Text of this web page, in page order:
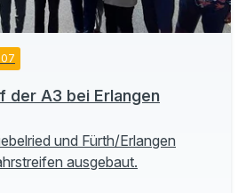
der A3 bei Erlangen
und Fürth/Erlangen
ausgebaut.